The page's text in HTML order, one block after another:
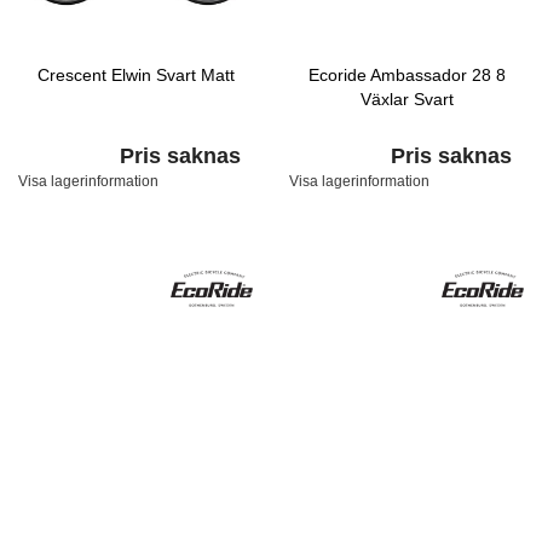
Crescent Elwin Svart Matt
Pris saknas
Visa lagerinformation
Ecoride Ambassador 28 8
Växlar Svart
Pris saknas
Visa lagerinformation